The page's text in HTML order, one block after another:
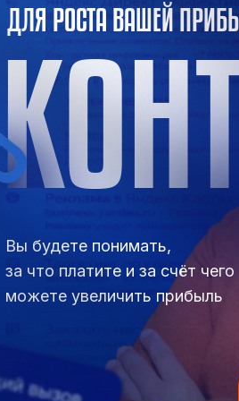
Вы будете понимать,
за что платите и за счёт чего
можете увеличить прибыль
ДЛЯ РОСТА ВАШЕЙ